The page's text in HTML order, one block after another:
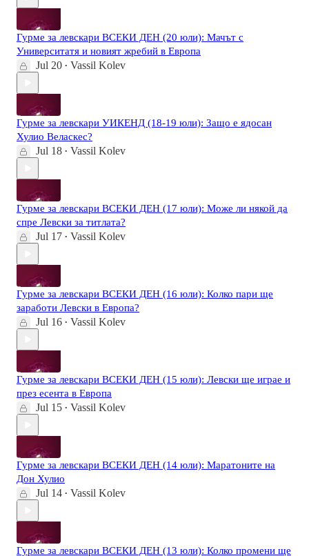
Гурме за левскари ВСЕКИ ДЕН (20 юли): Мачът с
Университатя и новият жребий в Европа
Jul 20 • Vassil Kolev
Гурме за левскари УИКЕНД (18-19 юли): Защо е ядосан
Хулио Веласкес?
Jul 18 • Vassil Kolev
Гурме за левскари ВСЕКИ ДЕН (17 юли): Може ли някой да
спре Левски за титлата?
Jul 17 • Vassil Kolev
Гурме за левскари ВСЕКИ ДЕН (16 юли): Колко пари ще
заработи Левски в Европа?
Jul 16 • Vassil Kolev
Гурме за левскари ВСЕКИ ДЕН (15 юли): Левски ще играе и
през есента в Европа
Jul 15 • Vassil Kolev
Гурме за левскари ВСЕКИ ДЕН (14 юли): Маратоните на
Дон Хулио
Jul 14 • Vassil Kolev
Гурме за левскари ВСЕКИ ДЕН (13 юли): Колко промени ще